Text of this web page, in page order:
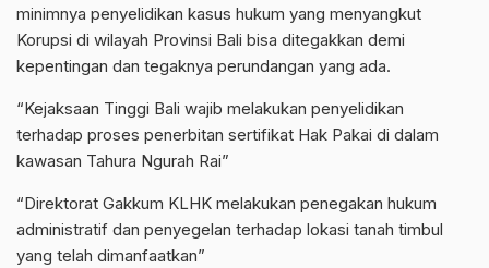
minimnya penyelidikan kasus hukum yang menyangkut
Korupsi di wilayah Provinsi Bali bisa ditegakkan demi
kepentingan dan tegaknya perundangan yang ada.
“Kejaksaan Tinggi Bali wajib melakukan penyelidikan
terhadap proses penerbitan sertifikat Hak Pakai di dalam
kawasan Tahura Ngurah Rai”
“Direktorat Gakkum KLHK melakukan penegakan hukum
administratif dan penyegelan terhadap lokasi tanah timbul
yang telah dimanfaatkan”